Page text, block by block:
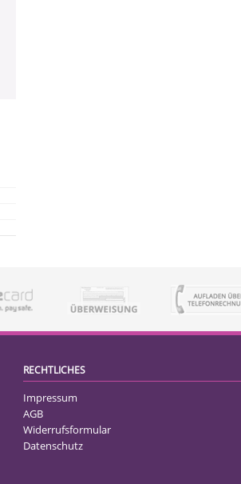
RECHTLICHES
Impressum
AGB
Widerrufsformular
Datenschutz